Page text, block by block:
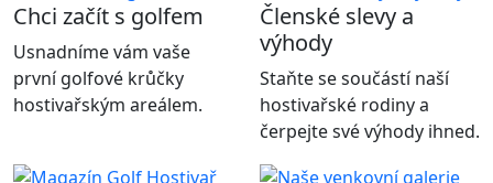
Chci začít s golfem
Usnadníme vám vaše
první golfové krůčky
hostivařským areálem.
Členské slevy a
výhody
Staňte se součástí naší
hostivařské rodiny a
čerpejte své výhody ihned.